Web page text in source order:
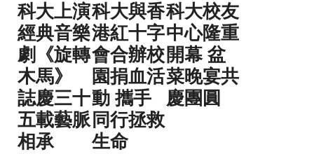
科大上演
經典音樂
劇《旋轉
木馬》
誌慶三十
五載藝脈
相承
科大與香
港紅十字
會合辦校
園捐血活
動 攜手
同行拯救
生命
科大校友
中心隆重
開幕 盆
菜晚宴共
慶團圓